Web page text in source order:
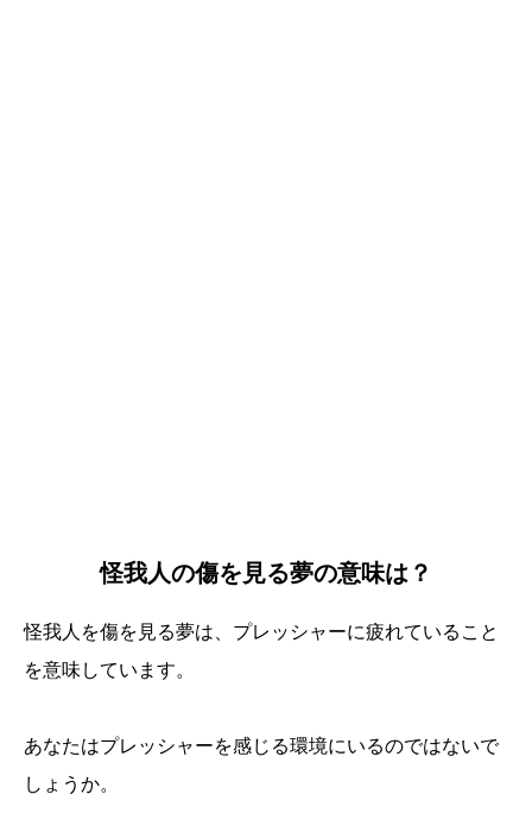
怪我人の傷を見る夢の意味は？
怪我人を傷を見る夢は、プレッシャーに疲れていること
を意味しています。
あなたはプレッシャーを感じる環境にいるのではないで
しょうか。